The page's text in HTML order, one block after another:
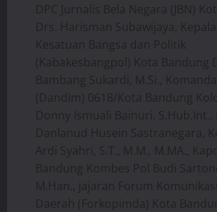
DPC Jurnalis Bela Negara (JBN)
Drs. Harisman Subawijaya,
Kesatuan Bangsa dan Politik
(Kabakesbangpol) Kota Bandung
Bambang Sukardi, M.Si.,
(Dandim) 0618/Kota Bandung
Donny Ismuali Bainuri. S.Hub.Int.,
Danlanud Husein Sastranegara,
Ardi Syahri, S.T., M.M., M.MA.,
Bandung Kombes Pol Budi
M.Han., jajaran Forum
Daerah (Forkopimda) Kota